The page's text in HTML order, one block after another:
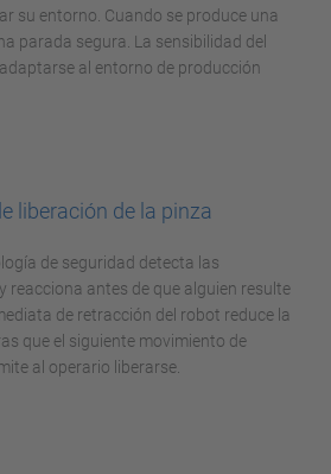
su entorno. Cuando se produce una
parada segura. La sensibilidad del
al entorno de producción
liberación de la pinza
de seguridad detecta las
reacciona antes de que alguien resulte
de retracción del robot reduce la
que el siguiente movimiento de
al operario liberarse.